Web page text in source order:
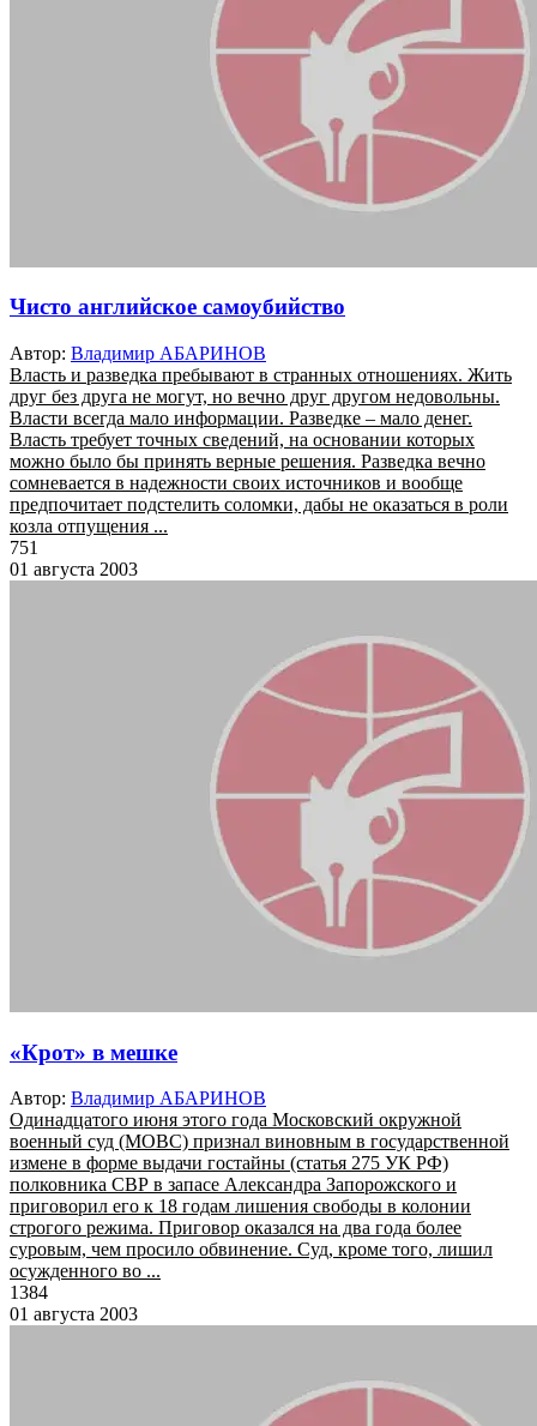
Чисто английское самоубийство
Автор: Владимир АБАРИНОВ
Власть и разведка пребывают в странных отношениях. Жить
друг без друга не могут, но вечно друг другом недовольны.
Власти всегда мало информации. Разведке – мало денег.
Власть требует точных сведений, на основании которых
можно было бы принять верные решения. Разведка вечно
сомневается в надежности своих источников и вообще
предпочитает подстелить соломки, дабы не оказаться в роли
козла отпущения ...
751
01 августа 2003
«Крот» в мешке
Автор: Владимир АБАРИНОВ
Одинадцатого июня этого года Московский окружной
военный суд (МОВС) признал виновным в государственной
измене в форме выдачи гостайны (статья 275 УК РФ)
полковника СВР в запасе Александра Запорожского и
приговорил его к 18 годам лишения свободы в колонии
строгого режима. Приговор оказался на два года более
суровым, чем просило обвинение. Суд, кроме того, лишил
осужденного во ...
1384
01 августа 2003